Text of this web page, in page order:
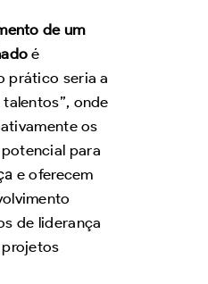
de um
é
prático seria a
onde
os
para
e oferecem
de liderança